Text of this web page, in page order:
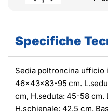
Specifiche
Sedia poltroncina ufficio
46x43x83-95 cm.
cm, H.seduta: 45-58 cm.
H.schienale: 42,5 cm.